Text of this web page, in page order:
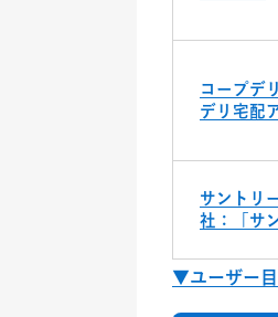
コープデ
デリ宅配
サントリ
社：「サ
▼ユーザー目